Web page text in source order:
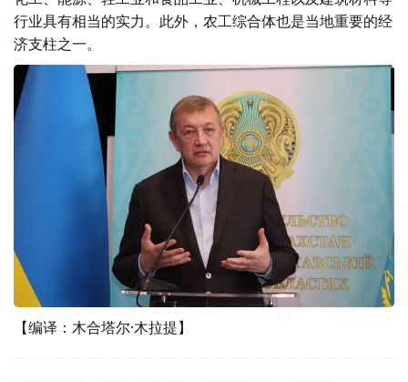
行业具有相当的实力。此外，农工综合体也是当地重要的经
济支柱之一。
【编译：木合塔尔·木拉提】